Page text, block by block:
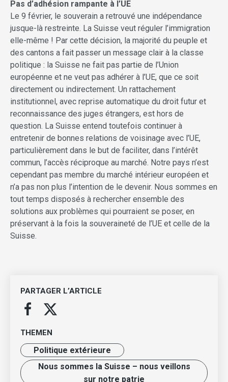
Pas d’adhésion rampante à l’UE
Le 9 février, le souverain a retrouvé une indépendance
jusque-là restreinte. La Suisse veut réguler l’immigration
elle-même ! Par cette décision, la majorité du peuple et
des cantons a fait passer un message clair à la classe
politique : la Suisse ne fait pas partie de l’Union
européenne et ne veut pas adhérer à l’UE, que ce soit
directement ou indirectement. Un rattachement
institutionnel, avec reprise automatique du droit futur et
reconnaissance des juges étrangers, est hors de
question. La Suisse entend toutefois continuer à
entretenir de bonnes relations de voisinage avec l’UE,
particulièrement dans le but de faciliter, dans l’intérêt
commun, l’accès réciproque au marché. Notre pays n’est
cependant pas membre du marché intérieur européen et
n’a pas non plus l’intention de le devenir. Nous sommes en
tout temps disposés à rechercher ensemble des
solutions aux problèmes qui pourraient se poser, en
préservant à la fois la souveraineté de l’UE et celle de la
Suisse.
PARTAGER L’ARTICLE
THEMEN
Politique extérieure
Nous sommes la Suisse – nous veillons
sur notre patrie